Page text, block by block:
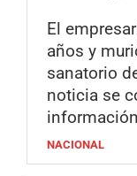
El
años y
sanatorio
noticia se
NACIONAL